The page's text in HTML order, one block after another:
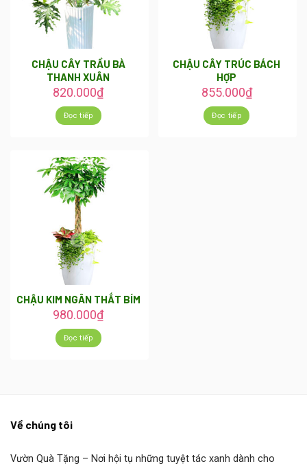
CHẬU CÂY TRẦU BÀ
THANH XUÂN
820.000₫
Đọc tiếp
CHẬU CÂY TRÚC BÁCH
HỢP
855.000₫
Đọc tiếp
CHẬU KIM NGÂN THẮT BÍM
980.000₫
Đọc tiếp
Về chúng tôi
Vườn Quà Tặng – Nơi hội tụ những tuyệt tác xanh dành cho